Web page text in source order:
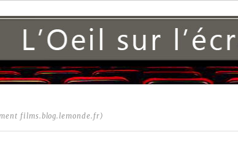
films.blog.lemonde.fr)